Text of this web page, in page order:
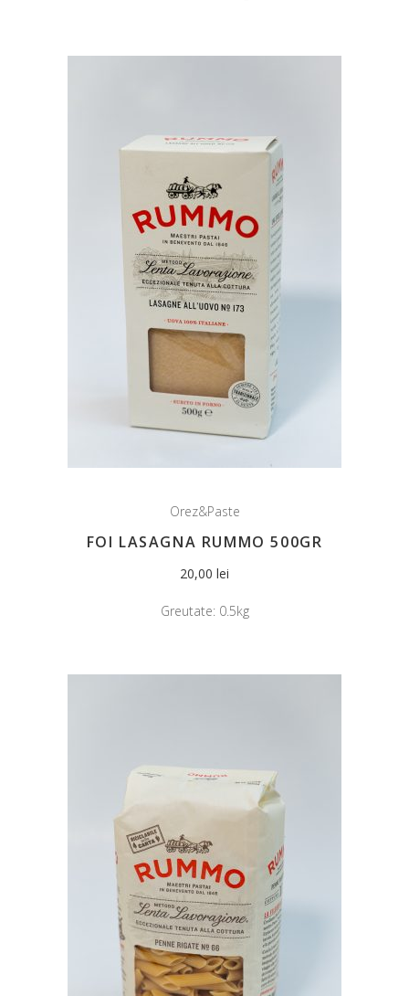
Orez&Paste
FOI LASAGNA RUMMO 500GR
20,00 lei
Greutate: 0.5kg